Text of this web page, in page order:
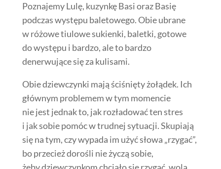
Poznajemy Lulę, kuzynkę Basi oraz Basię
podczas występu baletowego. Obie ubrane
w różowe tiulowe sukienki, baletki, gotowe
do występu i bardzo, ale to bardzo
denerwujące się za kulisami.
Obie dziewczynki mają ściśnięty żołądek. Ich
głównym problemem w tym momencie
nie jest jednak to, jak rozładować ten stres
i jak sobie pomóc w trudnej sytuacji. Skupiają
się na tym, czy wypada im użyć słowa „rzygać”,
bo przecież dorośli nie życzą sobie,